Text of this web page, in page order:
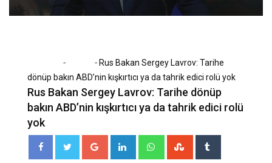
- - Rus Bakan Sergey Lavrov: Tarihe
dönüp bakın ABD’nin kışkırtıcı ya da tahrik edici rolü yok
Rus Bakan Sergey Lavrov: Tarihe dönüp
bakın ABD’nin kışkırtıcı ya da tahrik edici rolü
yok
Google+ LinkedIn WhatsappStumbleUpon